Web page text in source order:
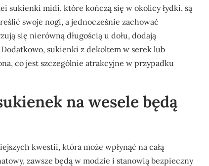
sukienki midi, które kończą się w okolicy łydki, są
swoje nogi, a jednocześnie zachować
się nierówną długością u dołu, dodają
sukienki z dekoltem w serek lub
co jest szczególnie atrakcyjne w przypadku
na wesele będą
kwestii, która może wpłynąć na całą
zawsze będą w modzie i stanowią bezpieczny